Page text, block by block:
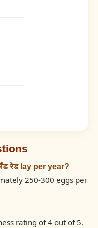
रेड lay per year?
250-300 eggs per
rating of 4 out of 5.